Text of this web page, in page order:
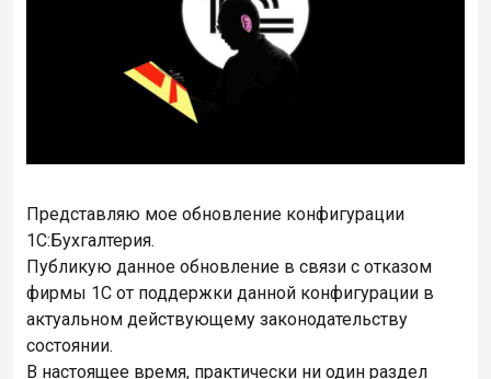
Представляю мое обновление конфигурации
1С:Бухгалтерия.
Публикую данное обновление в связи с отказом
фирмы 1С от поддержки данной конфигурации в
актуальном действующему законодательству
состоянии.
В настоящее время, практически ни один раздел